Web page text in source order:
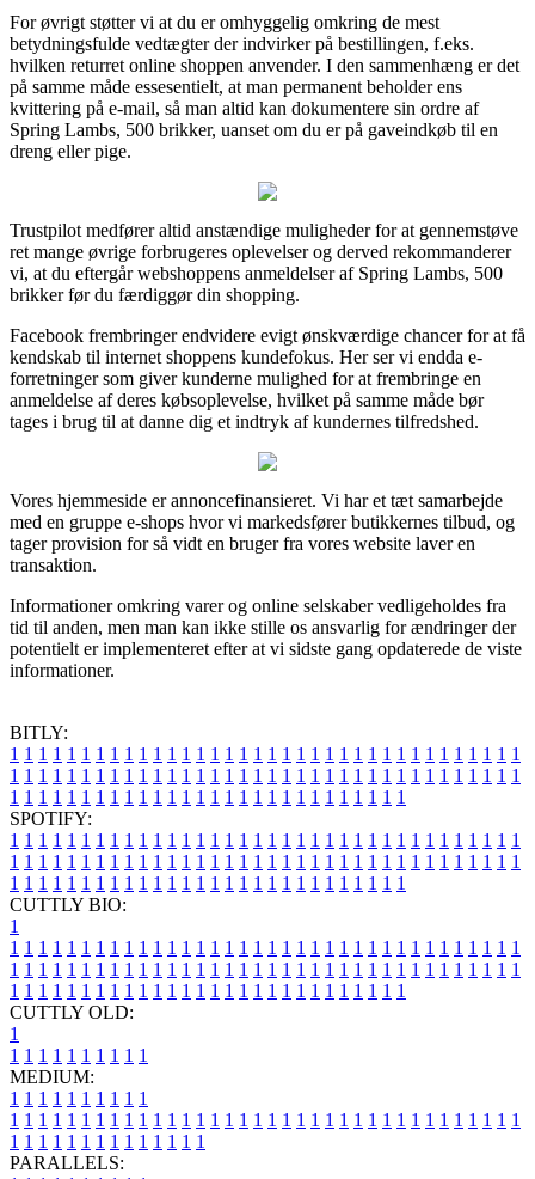
For øvrigt støtter vi at du er omhyggelig omkring de mest
betydningsfulde vedtægter der indvirker på bestillingen, f.eks.
hvilken returret online shoppen anvender. I den sammenhæng er det
på samme måde essesentielt, at man permanent beholder ens
kvittering på e-mail, så man altid kan dokumentere sin ordre af
Spring Lambs, 500 brikker, uanset om du er på gaveindkøb til en
dreng eller pige.
Trustpilot medfører altid anstændige muligheder for at gennemstøve
ret mange øvrige forbrugeres oplevelser og derved rekommanderer
vi, at du eftergår webshoppens anmeldelser af Spring Lambs, 500
brikker før du færdiggør din shopping.
Facebook frembringer endvidere evigt ønskværdige chancer for at få
kendskab til internet shoppens kundefokus. Her ser vi endda e-
forretninger som giver kunderne mulighed for at frembringe en
anmeldelse af deres købsoplevelse, hvilket på samme måde bør
tages i brug til at danne dig et indtryk af kundernes tilfredshed.
Vores hjemmeside er annoncefinansieret. Vi har et tæt samarbejde
med en gruppe e-shops hvor vi markedsfører butikkernes tilbud, og
tager provision for så vidt en bruger fra vores website laver en
transaktion.
Informationer omkring varer og online selskaber vedligeholdes fra
tid til anden, men man kan ikke stille os ansvarlig for ændringer der
potentielt er implementeret efter at vi sidste gang opdaterede de viste
informationer.
BITLY:
1 1 1 1 1 1 1 1 1 1 1 1 1 1 1 1 1 1 1 1 1 1 1 1 1 1 1 1 1 1 1 1 1 1 1 1
1 1 1 1 1 1 1 1 1 1 1 1 1 1 1 1 1 1 1 1 1 1 1 1 1 1 1 1 1 1 1 1 1 1 1 1
1 1 1 1 1 1 1 1 1 1 1 1 1 1 1 1 1 1 1 1 1 1 1 1 1 1 1 1
SPOTIFY:
1 1 1 1 1 1 1 1 1 1 1 1 1 1 1 1 1 1 1 1 1 1 1 1 1 1 1 1 1 1 1 1 1 1 1 1
1 1 1 1 1 1 1 1 1 1 1 1 1 1 1 1 1 1 1 1 1 1 1 1 1 1 1 1 1 1 1 1 1 1 1 1
1 1 1 1 1 1 1 1 1 1 1 1 1 1 1 1 1 1 1 1 1 1 1 1 1 1 1 1
CUTTLY BIO:
1
1 1 1 1 1 1 1 1 1 1 1 1 1 1 1 1 1 1 1 1 1 1 1 1 1 1 1 1 1 1 1 1 1 1 1 1
1 1 1 1 1 1 1 1 1 1 1 1 1 1 1 1 1 1 1 1 1 1 1 1 1 1 1 1 1 1 1 1 1 1 1 1
1 1 1 1 1 1 1 1 1 1 1 1 1 1 1 1 1 1 1 1 1 1 1 1 1 1 1 1
CUTTLY OLD:
1
1 1 1 1 1 1 1 1 1 1
MEDIUM:
1 1 1 1 1 1 1 1 1 1
1 1 1 1 1 1 1 1 1 1 1 1 1 1 1 1 1 1 1 1 1 1 1 1 1 1 1 1 1 1 1 1 1 1 1 1
1 1 1 1 1 1 1 1 1 1 1 1 1 1
PARALLELS: